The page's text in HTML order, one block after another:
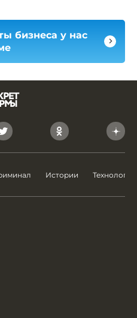
бизнеса у нас
Истории Технологии